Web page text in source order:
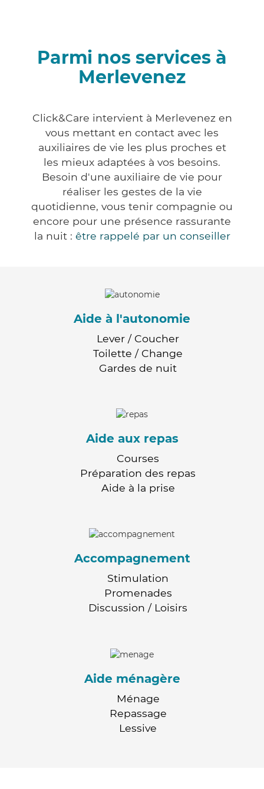
Parmi nos services à
Merlevenez
Click&Care intervient à Merlevenez en
vous mettant en contact avec les
auxiliaires de vie les plus proches et
les mieux adaptées à vos besoins.
Besoin d'une auxiliaire de vie pour
réaliser les gestes de la vie
quotidienne, vous tenir compagnie ou
encore pour une présence rassurante
la nuit : être rappelé par un conseiller
Aide à l'autonomie
Lever / Coucher
Toilette / Change
Gardes de nuit
Aide aux repas
Courses
Préparation des repas
Aide à la prise
Accompagnement
Stimulation
Promenades
Discussion / Loisirs
Aide ménagère
Ménage
Repassage
Lessive